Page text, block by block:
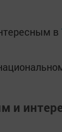
в
и